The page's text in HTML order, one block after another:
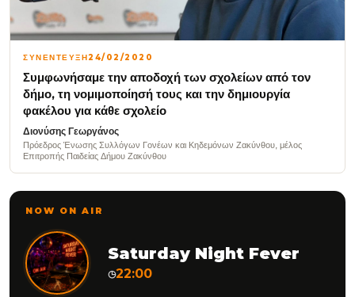
ΣΥΝΕΝΤΕΥΞΗ24/02/2020
Συμφωνήσαμε την αποδοχή των σχολείων από τον
δήμο, τη νομιμοποίησή τους και την δημιουργία
φακέλου για κάθε σχολείο
Διονύσης Γεωργάνος
Πρόεδρος Ένωσης Συλλόγων Γονέων και Κηδεμόνων Ζακύνθου, μέλος
Επιτροπής Παιδείας Δήμου Ζακύνθου
NOW ON AIR
Saturday Night Fever
◷22:00